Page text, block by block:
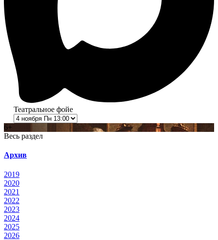
Театральное фойе
6+
Весь раздел
Архив
2019
2020
2021
2022
2023
2024
2025
2026